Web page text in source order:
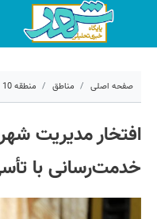
صفحه اصلی مناطق منطقه 10
کد مطلب:
افتخار مدیریت
خدمت‌رسانی با